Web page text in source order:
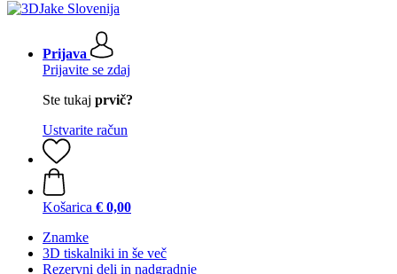
Prijava
Prijavite se zdaj
Ste tukaj prvič?
Ustvarite račun
Košarica € 0,00
Znamke
3D tiskalniki in še več
Rezervni deli in nadgradnje